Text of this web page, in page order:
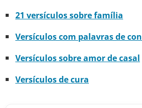
21 versículos sobre família
Versículos com palavras de
Versículos sobre amor de casal
Versículos de cura